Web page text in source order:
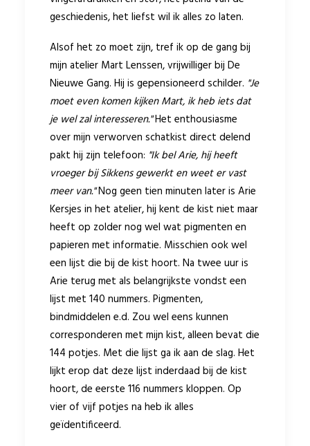
geschiedenis, het liefst wil ik alles zo laten.
Alsof het zo moet zijn, tref ik op de gang bij
mijn atelier Mart Lenssen, vrijwilliger bij De
Nieuwe Gang. Hij is gepensioneerd schilder. "Je
moet even komen kijken Mart, ik heb iets dat
je wel zal interesseren."Het enthousiasme
over mijn verworven schatkist direct delend
pakt hij zijn telefoon: "Ik bel Arie, hij heeft
vroeger bij Sikkens gewerkt en weet er vast
meer van."Nog geen tien minuten later is Arie
Kersjes in het atelier, hij kent de kist niet maar
heeft op zolder nog wel wat pigmenten en
papieren met informatie. Misschien ook wel
een lijst die bij de kist hoort. Na twee uur is
Arie terug met als belangrijkste vondst een
lijst met 140 nummers. Pigmenten,
bindmiddelen e.d. Zou wel eens kunnen
corresponderen met mijn kist, alleen bevat die
144 potjes. Met die lijst ga ik aan de slag. Het
lijkt erop dat deze lijst inderdaad bij de kist
hoort, de eerste 116 nummers kloppen. Op
vier of vijf potjes na heb ik alles
geïdentificeerd.